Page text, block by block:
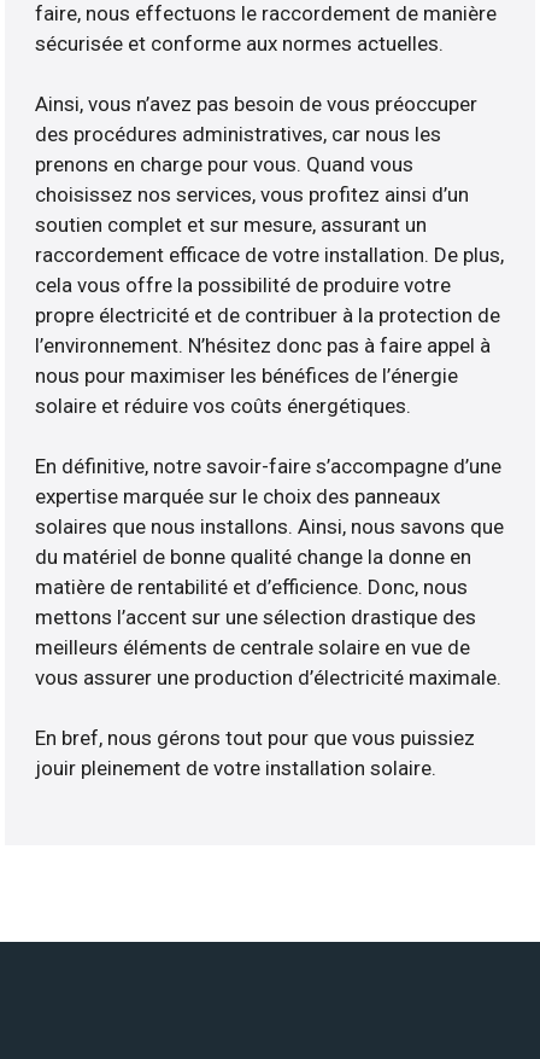
faire, nous effectuons le raccordement de manière
sécurisée et conforme aux normes actuelles.
Ainsi, vous n’avez pas besoin de vous préoccuper
des procédures administratives, car nous les
prenons en charge pour vous. Quand vous
choisissez nos services, vous profitez ainsi d’un
soutien complet et sur mesure, assurant un
raccordement efficace de votre installation. De plus,
cela vous offre la possibilité de produire votre
propre électricité et de contribuer à la protection de
l’environnement. N’hésitez donc pas à faire appel à
nous pour maximiser les bénéfices de l’énergie
solaire et réduire vos coûts énergétiques.
En définitive, notre savoir-faire s’accompagne d’une
expertise marquée sur le choix des panneaux
solaires que nous installons. Ainsi, nous savons que
du matériel de bonne qualité change la donne en
matière de rentabilité et d’efficience. Donc, nous
mettons l’accent sur une sélection drastique des
meilleurs éléments de centrale solaire en vue de
vous assurer une production d’électricité maximale.
En bref, nous gérons tout pour que vous puissiez
jouir pleinement de votre installation solaire.